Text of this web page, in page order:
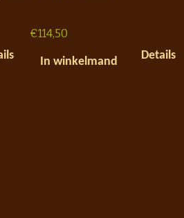
€114,50
In winkelmand
Details